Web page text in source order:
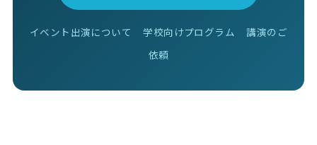
イベント出演について 学校向けプログラム
講演のご
依頼